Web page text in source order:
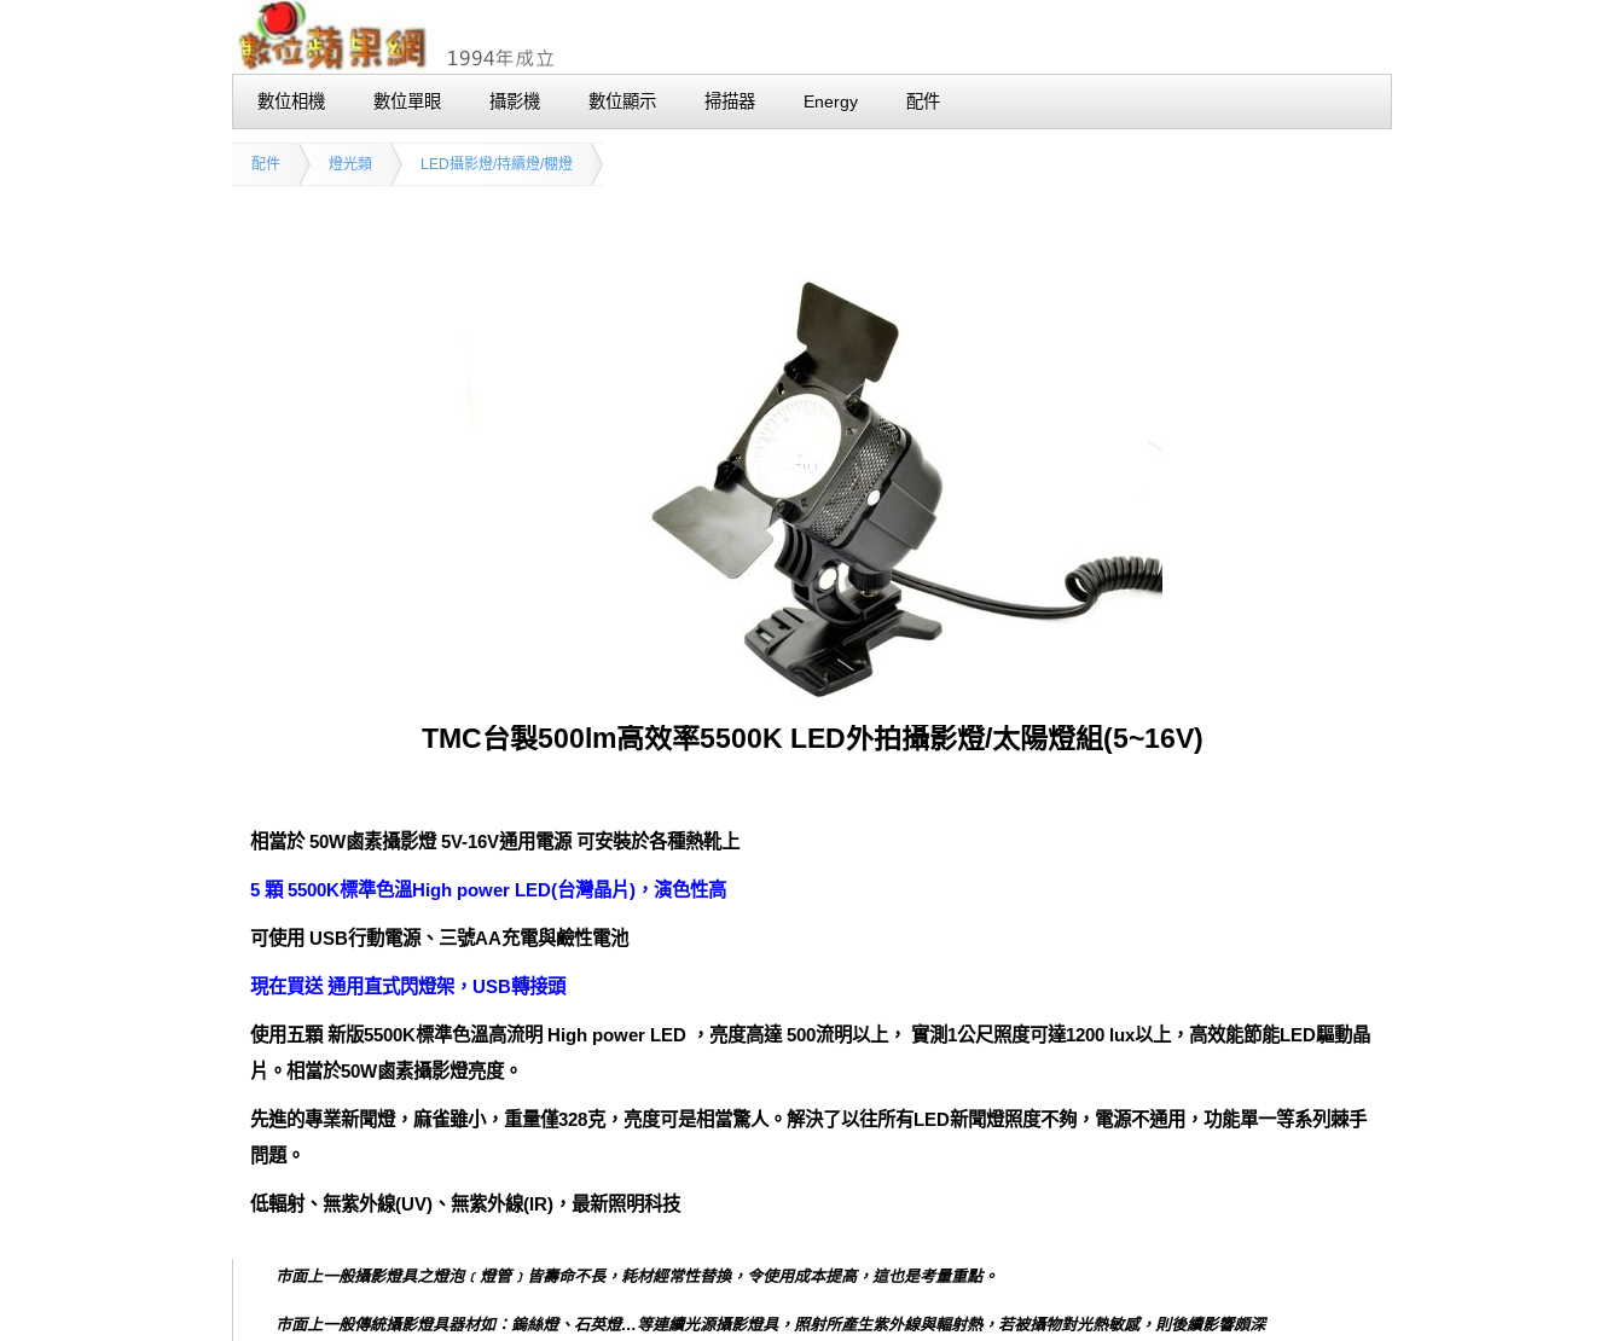
數位相機 數位單眼 攝影機 數位顯示 掃描器 Energy 配件
配件 燈光類 LED攝影燈/持續燈/棚燈
TMC台製500lm高效率5500K LED外拍攝影燈/太陽燈組(5~16V)
相當於 50W鹵素攝影燈 5V-16V通用電源 可安裝於各種熱靴上
5 顆 5500K標準色溫High power LED(台灣晶片)，演色性高
可使用 USB行動電源、三號AA充電與鹼性電池
現在買送 通用直式閃燈架，USB轉接頭
使用五顆 新版5500K標準色溫高流明 High power LED ，亮度高達 500流明以上， 實測1公尺照度可達1200 lux以上，高效能節能LED驅動晶
片。相當於50W鹵素攝影燈亮度。
先進的專業新聞燈，麻雀雖小，重量僅328克，亮度可是相當驚人。解決了以往所有LED新聞燈照度不夠，電源不通用，功能單一等系列棘手
問題。
低輻射、無紫外線(UV)、無紫外線(IR)，最新照明科技
市面上一般攝影燈具之燈泡﹝燈管﹞皆壽命不長，耗材經常性替換，令使用成本提高，這也是考量重點。
市面上一般傳統攝影燈具器材如：鎢絲燈、石英燈…等連續光源攝影燈具，照射所產生紫外線與輻射熱，若被攝物對光熱敏感，則後續影響頗深